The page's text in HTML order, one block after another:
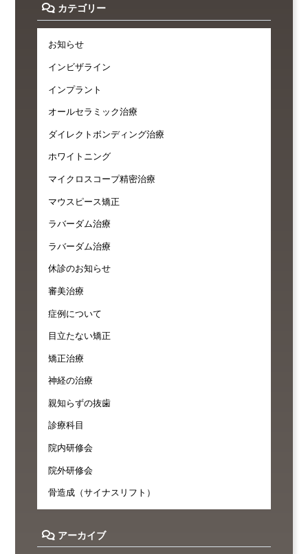
カテゴリー
お知らせ
インビザライン
インプラント
オールセラミック治療
ダイレクトボンディング治療
ホワイトニング
マイクロスコープ精密治療
マウスピース矯正
ラバーダム治療
ラバーダム治療
休診のお知らせ
審美治療
症例について
目立たない矯正
矯正治療
神経の治療
親知らずの抜歯
診療科目
院内研修会
院外研修会
骨造成（サイナスリフト）
アーカイブ